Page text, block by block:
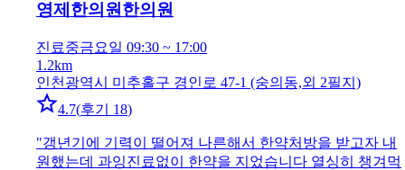
영제한의원 한의원
진료중금요일 09:30 ~ 17:00
1.2km
인천광역시 미추홀구 경인로 47-1 (숭의동,외 2필지)
4.7(후기 18)
"갱년기에 기력이 떨어져 나른해서 한약처방을 받고자 내
원했는데 과잉진료없이 한약을 지었습니다 열싱히 챙겨먹